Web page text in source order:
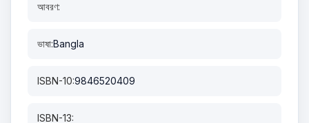
আবরণ:
ভাষা:Bangla
ISBN-10:9846520409
ISBN-13: